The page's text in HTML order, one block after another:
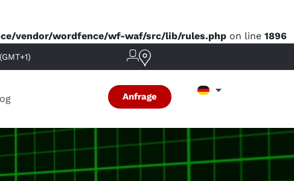
vendor/wordfence/wf-waf/src/lib/rules.php on line 1896
Anfrage